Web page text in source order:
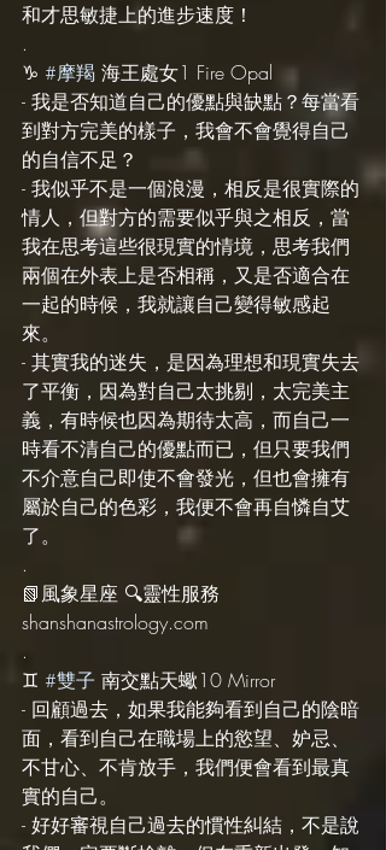
和才思敏捷上的進步速度！
.
♑️ #摩羯 海王處女1 Fire Opal
- 我是否知道自己的優點與缺點？每當看
到對方完美的樣子，我會不會覺得自己
的自信不足？
- 我似乎不是一個浪漫，相反是很實際的
情人，但對方的需要似乎與之相反，當
我在思考這些很現實的情境，思考我們
兩個在外表上是否相稱，又是否適合在
一起的時候，我就讓自己變得敏感起
來。
- 其實我的迷失，是因為理想和現實失去
了平衡，因為對自己太挑剔，太完美主
義，有時候也因為期待太高，而自己一
時看不清自己的優點而已，但只要我們
不介意自己即使不會發光，但也會擁有
屬於自己的色彩，我便不會再自憐自艾
了。
.
📗風象星座 🔍靈性服務
shanshanastrology.com
.
♊️ #雙子 南交點天蠍10 Mirror
- 回顧過去，如果我能夠看到自己的陰暗
面，看到自己在職場上的慾望、妒忌、
不甘心、不肯放手，我們便會看到最真
實的自己。
- 好好審視自己過去的慣性糾結，不是說